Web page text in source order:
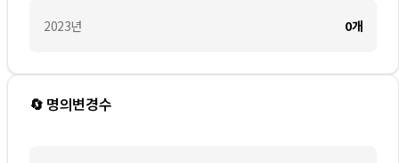
2023년 0개
🔄 명의변경수